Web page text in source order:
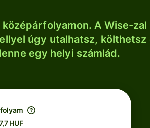
A Wise-zal
úgy utalhatsz, költhetsz
egy helyi számlád.
HUF